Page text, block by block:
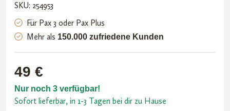
SKU: 254953
Für Pax 3 oder Pax Plus
Mehr als 150.000 zufriedene Kunden
49 €
Nur noch 3 verfügbar!
Sofort lieferbar, in 1-3 Tagen bei dir zu Hause